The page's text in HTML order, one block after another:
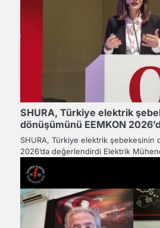
SHURA, Türkiye elektrik
dönüşümünü EEMKON
SHURA, Türkiye elektrik şebekesinin
2026’da değerlendirdi Elektrik